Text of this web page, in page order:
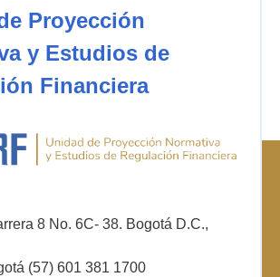
Proyección
y Estudios de
Financiera
8 No. 6C- 38. Bogotá D.C.,
(57) 601 381 1700